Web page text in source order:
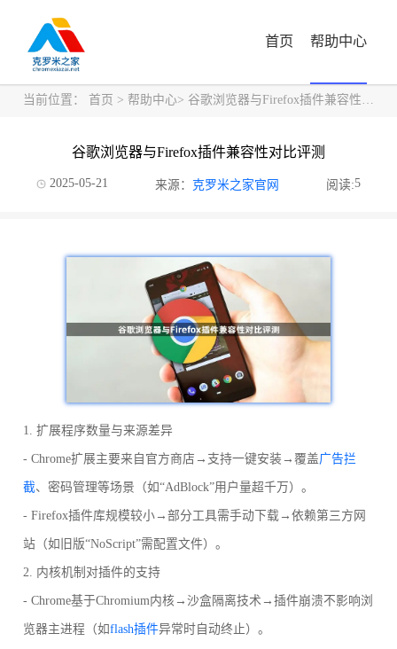
首页 帮助中心
当前位置： 首页 > 帮助中心> 谷歌浏览器与Firefox插件兼容性对比评测
谷歌浏览器与Firefox插件兼容性对比评测
2025-05-21 来源： 克罗米之家官网 阅读:5
1. 扩展程序数量与来源差异
- Chrome扩展主要来自官方商店→支持一键安装→覆盖广告拦
截、密码管理等场景（如“AdBlock”用户量超千万）。
- Firefox插件库规模较小→部分工具需手动下载→依赖第三方网
站（如旧版“NoScript”需配置文件）。
2. 内核机制对插件的支持
- Chrome基于Chromium内核→沙盒隔离技术→插件崩溃不影响浏
览器主进程（如flash插件异常时自动终止）。